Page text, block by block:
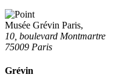
Musée Grévin Paris,
10, boulevard Montmartre
75009 Paris
Grévin